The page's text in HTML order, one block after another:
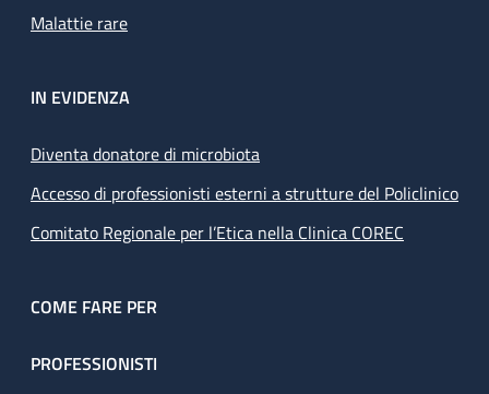
Malattie rare
IN EVIDENZA
Diventa donatore di microbiota
Accesso di professionisti esterni a strutture del Policlinico
Comitato Regionale per l’Etica nella Clinica COREC
COME FARE PER
PROFESSIONISTI